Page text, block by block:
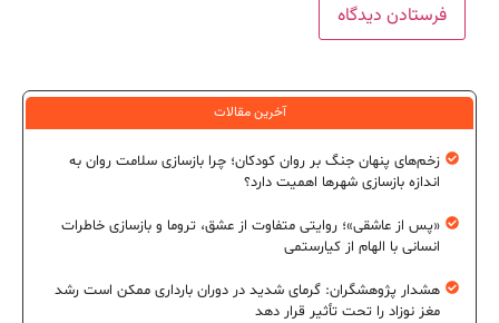
آخرین مقالات
زخم‌های پنهان جنگ بر روان کودکان؛ چرا بازسازی سلامت روان به
اندازه بازسازی شهرها اهمیت دارد؟
«پس از عاشقی»؛ روایتی متفاوت از عشق، تروما و بازسازی خاطرات
انسانی با الهام از کیارستمی
هشدار پژوهشگران: گرمای شدید در دوران بارداری ممکن است رشد
مغز نوزاد را تحت تأثیر قرار دهد